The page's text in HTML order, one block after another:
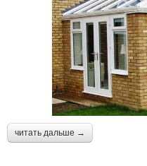
читать дальше →